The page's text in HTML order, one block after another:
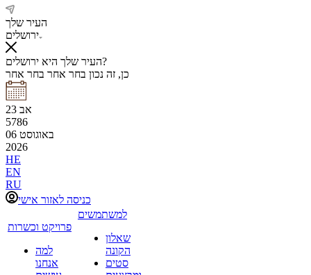
העיר שלך
ירושלים
העיר שלך היא ירושלים?
כן, זה נכון בחר אחר בחר אחר
23 אב
5786
06 באוגוסט
2026
HE
EN
RU
כניסה לאזור אישי
פרויקט וכשרות
למה
אנחנו
למשתמשים
שאלון
הקונה
סטים